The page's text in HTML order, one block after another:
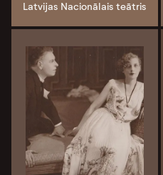
Latvijas Nacionālais teātris